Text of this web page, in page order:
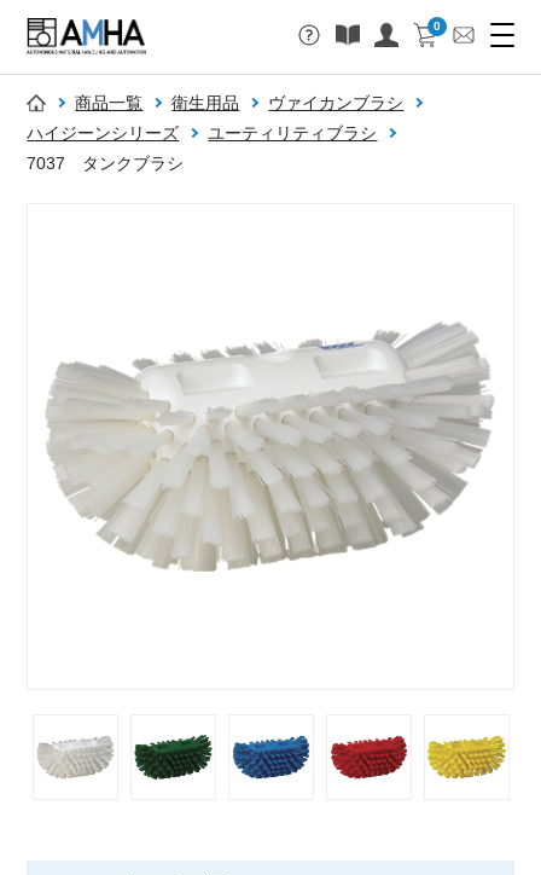
0
商品一覧 衛生用品
ヴァイカンブラシ
ハイジーンシリーズ
ユーティリティブラシ
7037 タンクブラシ